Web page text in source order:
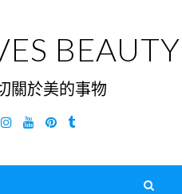
BEAUTY
關於美的事物
InstagramYouTubePinterest
Tumblr